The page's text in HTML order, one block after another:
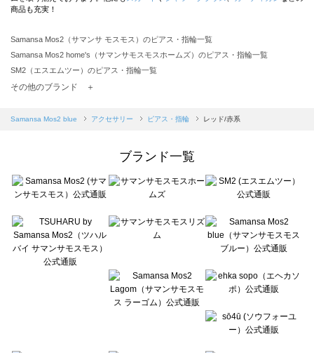
商品も充実！
Samansa Mos2（サマンサ モスモス）のピアス・指輪一覧
Samansa Mos2 home's（サマンサモスモスホームズ）のピアス・指輪一覧
SM2（エスエムツー）のピアス・指輪一覧
TSUHARU by Samansa Mos2（ツハルバイサマンサモスモス）のピアス・指輪一覧
Samansa Mos2 blue（サマンサモスモス ブルー）のピアス・指輪一覧
sō4ū（ソウフォーユー）のピアス・指輪一覧
Te chichi（テチチ）のピアス・指輪一覧
Te chichi CLASSIC（テチチ クラシック）のピアス・指輪一覧
Lugnoncure（ルノンキュール）のピアス・指輪一覧
BETTY'S BLUE（べティーズブルー）のピアス・指輪一覧
Wpc.（ワールドパーティー）のピアス・指輪一覧
その他のブランド ＋
Samansa Mos2 blue アクセサリー ピアス・指輪 レッド/赤系
ブランド一覧